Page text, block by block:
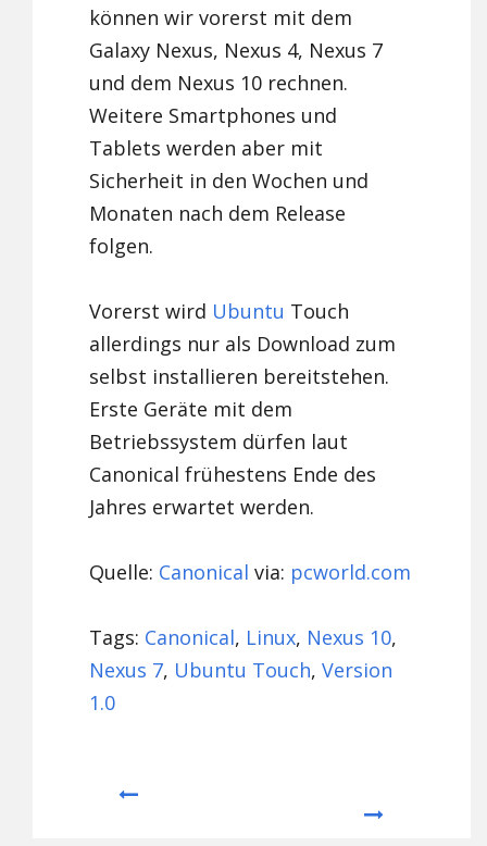
können wir vorerst mit dem
Galaxy Nexus, Nexus 4, Nexus 7
und dem Nexus 10 rechnen.
Weitere Smartphones und
Tablets werden aber mit
Sicherheit in den Wochen und
Monaten nach dem Release
folgen.
Vorerst wird Ubuntu Touch
allerdings nur als Download zum
selbst installieren bereitstehen.
Erste Geräte mit dem
Betriebssystem dürfen laut
Canonical frühestens Ende des
Jahres erwartet werden.
Quelle: Canonical via: pcworld.com
Tags: Canonical, Linux, Nexus 10,
Nexus 7, Ubuntu Touch,Version
1.0